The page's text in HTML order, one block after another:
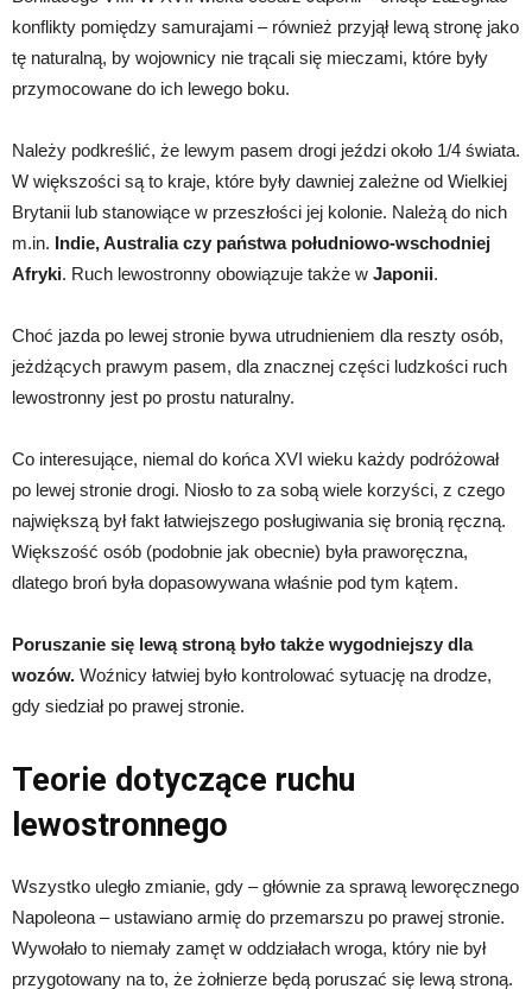
konflikty pomiędzy samurajami – również przyjął lewą stronę jako
tę naturalną, by wojownicy nie trącali się mieczami, które były
przymocowane do ich lewego boku.
Należy podkreślić, że lewym pasem drogi jeździ około 1/4 świata.
W większości są to kraje, które były dawniej zależne od Wielkiej
Brytanii lub stanowiące w przeszłości jej kolonie. Należą do nich
m.in. Indie, Australia czy państwa południowo-wschodniej
Afryki. Ruch lewostronny obowiązuje także w Japonii.
Choć jazda po lewej stronie bywa utrudnieniem dla reszty osób,
jeżdżących prawym pasem, dla znacznej części ludzkości ruch
lewostronny jest po prostu naturalny.
Co interesujące, niemal do końca XVI wieku każdy podróżował
po lewej stronie drogi. Niosło to za sobą wiele korzyści, z czego
największą był fakt łatwiejszego posługiwania się bronią ręczną.
Większość osób (podobnie jak obecnie) była praworęczna,
dlatego broń była dopasowywana właśnie pod tym kątem.
Poruszanie się lewą stroną było także wygodniejszy dla
wozów. Woźnicy łatwiej było kontrolować sytuację na drodze,
gdy siedział po prawej stronie.
Teorie dotyczące ruchu
lewostronnego
Wszystko uległo zmianie, gdy – głównie za sprawą leworęcznego
Napoleona – ustawiano armię do przemarszu po prawej stronie.
Wywołało to niemały zamęt w oddziałach wroga, który nie był
przygotowany na to, że żołnierze będą poruszać się lewą stroną.